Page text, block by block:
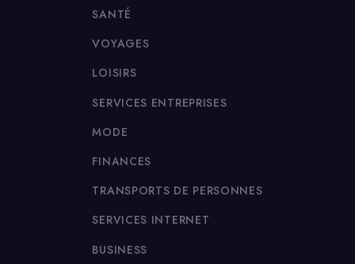
SANTÉ
VOYAGES
LOISIRS
SERVICES ENTREPRISES
MODE
FINANCES
TRANSPORTS DE PERSONNES
SERVICES INTERNET
BUSINESS